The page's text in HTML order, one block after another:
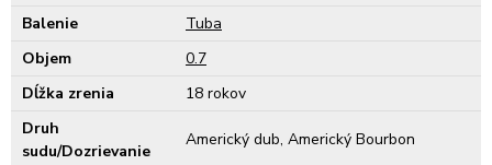
Balenie
Tuba
Objem
0.7
Dĺžka zrenia
18 rokov
Druh
sudu/Dozrievanie
Americký dub, Americký Bourbon